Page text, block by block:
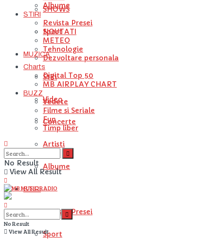
SHOWS
NOUTATI
MUZICA
Stiri
Video
Concerte
Artisti
Albume
STIRI
Revista Presei
Sport
Albume
STIRI
Revista Presei
Sport
METEO
Tehnologie
Dezvoltare personala
Charts
Digital Top 50
MB AIRPLAY CHART
BUZZ
Vedete
Filme si Seriale
Fun
Timp liber
No Result
View All Result
No Result
View All Result